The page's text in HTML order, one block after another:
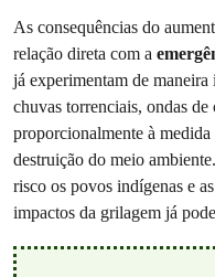
As consequências do
relação direta com a
já experimentam de maneira
chuvas torrenciais, ondas de
proporcionalmente à
destruição do meio
risco os povos indígenas e
impactos da grilagem já